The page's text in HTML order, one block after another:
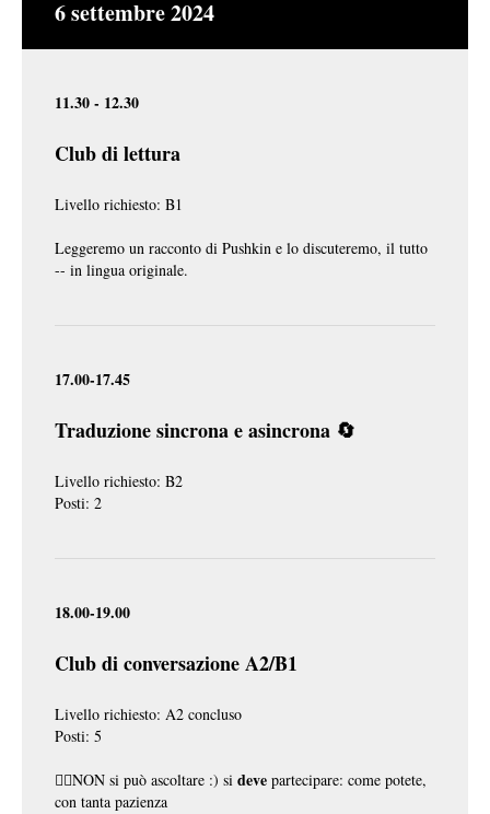
6 settembre 2024
11.30 - 12.30
Club di lettura
Livello richiesto: B1
Leggeremo un racconto di Pushkin e lo discuteremo, il tutto
-- in lingua originale.
17.00-17.45
Traduzione sincrona e asincrona 🔄
Livello richiesto: B2
Posti: 2
18.00-19.00
Club di conversazione A2/B1
Livello richiesto: A2 concluso
Posti: 5
☝🏽NON si può ascoltare :) si deve partecipare: come potete,
con tanta pazienza